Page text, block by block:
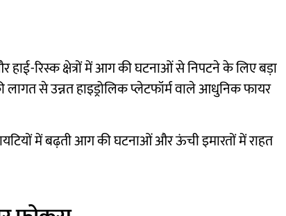
हाई-रिस्क क्षेत्रों में आग की घटनाओं से निपटने के लिए बड़ा
से उन्नत हाइड्रोलिक प्लेटफॉर्म वाले आधुनिक फायर
में बढ़ती आग की घटनाओं और ऊंची इमारतों में राहत